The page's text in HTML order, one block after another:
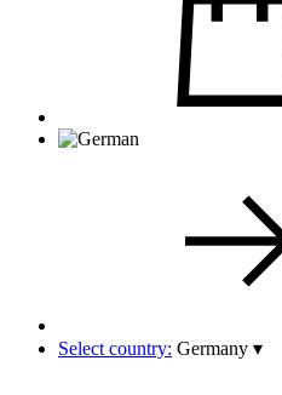
Select country: Germany ▾